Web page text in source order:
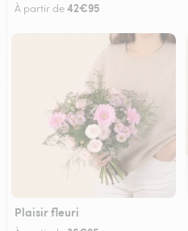
À partir de42€95
Plaisir fleuri